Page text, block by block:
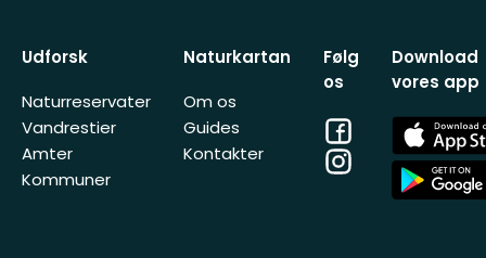
Udforsk
Naturreservater
Vandrestier
Amter
Kommuner
Naturkartan
Om os
Guides
Kontakter
Følg
os
Facebook
Instagram
Download
vores app
App
Store
App
Store